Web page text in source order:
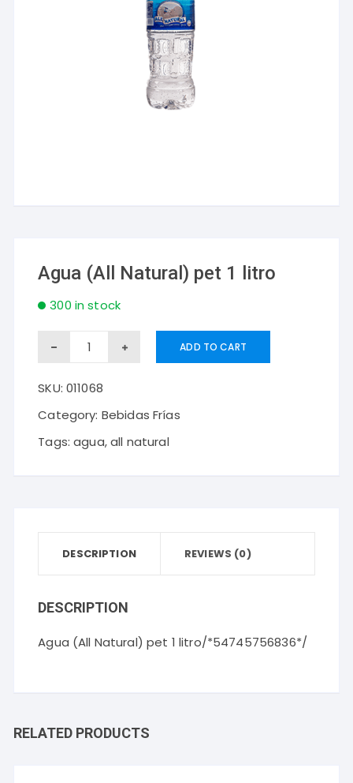
Agua (All Natural) pet 1 litro
300 in stock
Agua
Natural)
pet
1
ADD TO CART
SKU: 011068
Category: Bebidas Frías
Tags:agua,all natural
DESCRIPTION REVIEWS (0)
DESCRIPTION
Agua (All Natural) pet 1 litro/*54745756836*/
RELATED PRODUCTS